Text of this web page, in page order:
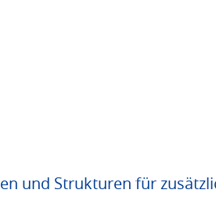
und Strukturen für